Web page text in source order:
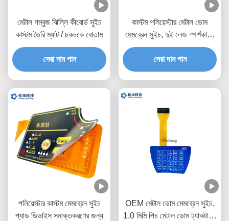
মেটাল গম্বুজ ঝিল্লি কীবোর্ড সুইচ
কাস্টম তৈরি ম্যাট / চকচকে বোতাম
সেরা দাম পান
কাস্টম পলিয়েস্টার মেটাল ডোম
মেমব্রেন সুইচ, দুই লেজ স্পর্শকাতর
মেটাল ডোম সুইচ
সেরা দাম পান
পলিয়েস্টার কাস্টম মেমব্রেন সুইচ
প্যাড ডিভাইস সনাক্তকরণের জন্য
OEM মেটাল ডোম মেমব্রেন সুইচ,
1.0 মিমি পিচ মেটাল ডোম ট্যাকটাইল